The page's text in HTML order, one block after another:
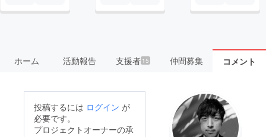
ホーム 活動報告 支援者 15 仲間募集 コメント
投稿するには ログイン が
必要です。
プロジェクトオーナーの承